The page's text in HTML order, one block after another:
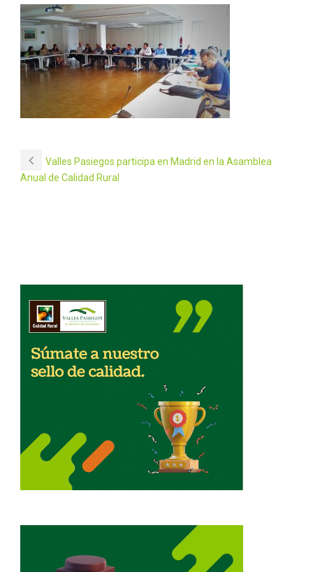
Valles Pasiegos participa en Madrid en la Asamblea
Anual de Calidad Rural